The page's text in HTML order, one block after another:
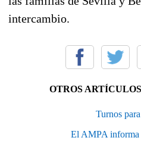
intercambio.
OTROS
Turnos
El AMPA informa